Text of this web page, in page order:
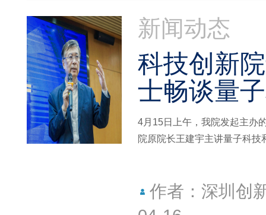
新闻动态
科技创新
士畅谈量
4月15日上午，我院发起主办
院原院长王建宇主讲量子科
作者：深圳创